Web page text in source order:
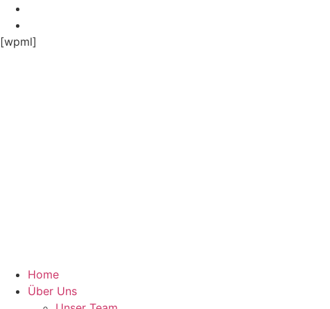
Zum
Inhalt
springen
[wpml]
Home
Über Uns